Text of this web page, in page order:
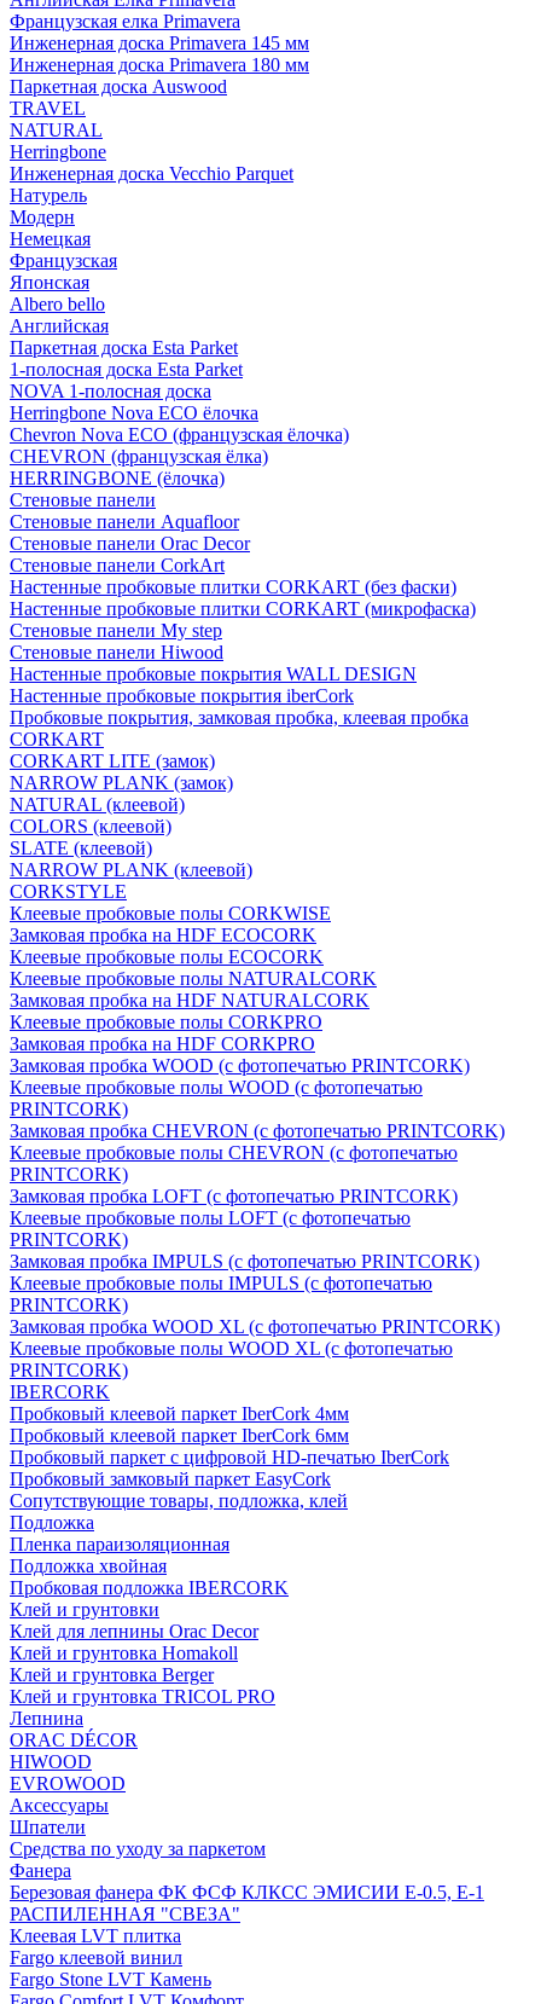
Французская елка Primavera
Инженерная доска Primavera 145 мм
Инженерная доска Primavera 180 мм
Паркетная доска Auswood
TRAVEL
NATURAL
Herringbone
Инженерная доска Vecchio Parquet
Натурель
Модерн
Немецкая
Французская
Японская
Albero bello
Английская
Паркетная доска Esta Parket
1-полосная доска Esta Parket
NOVA 1-полосная доска
Herringbone Nova ECO ёлочка
Chevron Nova ECO (французская ёлочка)
CHEVRON (французская ёлка)
HERRINGBONE (ёлочка)
Стеновые панели
Стеновые панели Aquafloor
Стеновые панели Orac Decor
Стеновые панели CorkArt
Настенные пробковые плитки CORKART (без фаски)
Настенные пробковые плитки CORKART (микрофаска)
Стеновые панели My step
Стеновые панели Hiwood
Настенные пробковые покрытия WALL DESIGN
Настенные пробковые покрытия iberCork
Пробковые покрытия, замковая пробка, клеевая пробка
CORKART
CORKART LITE (замок)
NARROW PLANK (замок)
NATURAL (клеевой)
COLORS (клеевой)
SLATE (клеевой)
NARROW PLANK (клеевой)
CORKSTYLE
Клеевые пробковые полы CORKWISE
Замковая пробка на HDF ECOCORK
Клеевые пробковые полы ECOCORK
Клеевые пробковые полы NATURALCORK
Замковая пробка на HDF NATURALCORK
Клеевые пробковые полы CORKPRO
Замковая пробка на HDF CORKPRO
Замковая пробка WOOD (с фотопечатью PRINTCORK)
Клеевые пробковые полы WOOD (с фотопечатью
PRINTCORK)
Замковая пробка CHEVRON (с фотопечатью PRINTCORK)
Клеевые пробковые полы CHEVRON (с фотопечатью
PRINTCORK)
Замковая пробка LOFT (с фотопечатью PRINTCORK)
Клеевые пробковые полы LOFT (с фотопечатью
PRINTCORK)
Замковая пробка IMPULS (с фотопечатью PRINTCORK)
Клеевые пробковые полы IMPULS (с фотопечатью
PRINTCORK)
Замковая пробка WOOD XL (с фотопечатью PRINTCORK)
Клеевые пробковые полы WOOD XL (с фотопечатью
PRINTCORK)
IBERCORK
Пробковый клеевой паркет IberCork 4мм
Пробковый клеевой паркет IberCork 6мм
Пробковый паркет с цифровой HD-печатью IberCork
Пробковый замковый паркет EasyCork
Сопутствующие товары, подложка, клей
Подложка
Пленка параизоляционная
Подложка хвойная
Пробковая подложка IBERCORK
Клей и грунтовки
Клей для лепнины Orac Decor
Клей и грунтовка Homakoll
Клей и грунтовка Berger
Клей и грунтовка TRICOL PRO
Лепнина
ORAC DÉCOR
HIWOOD
EVROWOOD
Аксессуары
Шпатели
Средства по уходу за паркетом
Фанера
Березовая фанера ФК ФСФ КЛКСС ЭМИСИИ Е-0.5, Е-1
РАСПИЛЕННАЯ "СВЕЗА"
Клеевая LVT плитка
Fargo клеевой винил
Fargo Stone LVT Камень